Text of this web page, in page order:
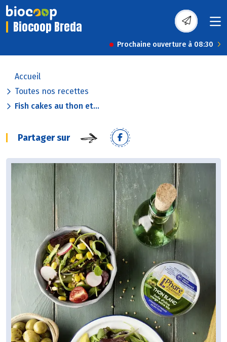
Biocoop Breda
Prochaine ouverture à 08:30
Accueil
Toutes nos recettes
Fish cakes au thon et...
Partager sur